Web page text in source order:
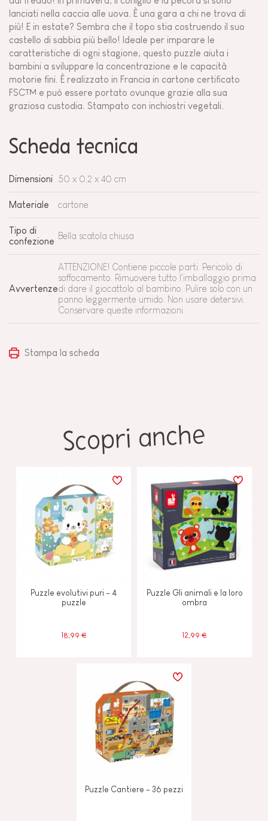
lanciati nella caccia alle uova. È una gara a chi ne trova di
più! E in estate? Sembra che il topo stia costruendo il suo
castello di sabbia più bello! Ideale per imparare le
caratteristiche di ogni stagione, questo puzzle aiuta i
bambini a sviluppare la concentrazione e le capacità
motorie fini. È realizzato in Francia in cartone certificato
FSC™ e può essere portato ovunque grazie alla sua
graziosa custodia. Stampato con inchiostri vegetali.
Scheda tecnica
Dimensioni 50 x 0,2 x 40 cm
Materiale cartone
Tipo di
confezione
Bella scatola chiusa
Avvertenze
ATTENZIONE! Contiene piccole parti. Pericolo di
soffocamento. Rimuovere tutto l'imballaggio prima
di dare il giocattolo al bambino. Pulire solo con un
panno leggermente umido. Non usare detersivi.
Conservare queste informazioni.
Stampa la scheda
Scopri anche
Puzzle evolutivi puri - 4
puzzle
18,99 €
Puzzle Gli animali e la loro
ombra
12,99 €
Puzzle Cantiere - 36 pezzi